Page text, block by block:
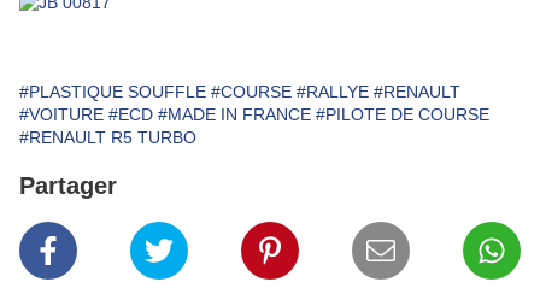
#PLASTIQUE SOUFFLE #COURSE #RALLYE #RENAULT
#VOITURE #ECD #MADE IN FRANCE #PILOTE DE COURSE
#RENAULT R5 TURBO
Partager